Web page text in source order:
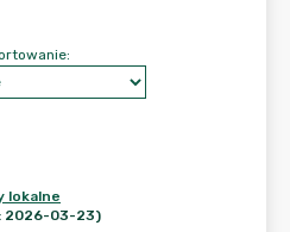
lokalne
2026-03-23)